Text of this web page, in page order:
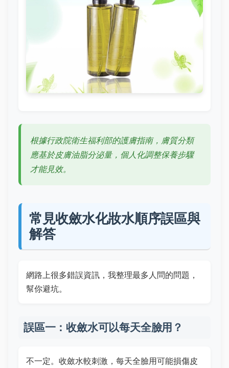
根據行政院衛生福利部的護膚指南，膚質分類
應基於皮膚油脂分泌量，個人化調整保養步驟
才能見效。
常見收斂水化妝水順序誤區與
解答
網路上很多錯誤資訊，我整理最多人問的問題，
幫你避坑。
誤區一：收斂水可以每天全臉用？
不一定。收斂水較刺激，每天全臉用可能損傷皮